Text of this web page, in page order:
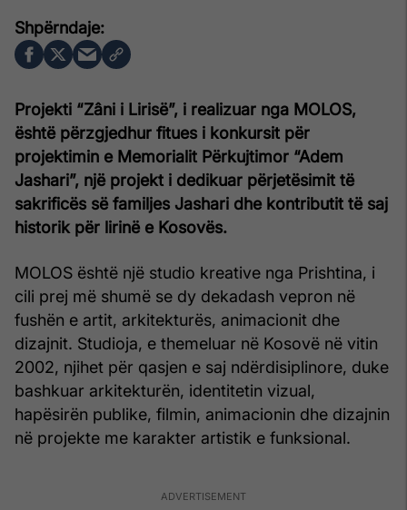
Projekti “Zâni i Lirisë”, i realizuar nga MOLOS,
është përzgjedhur fitues i konkursit për
projektimin e Memorialit Përkujtimor “Adem
Jashari”, një projekt i dedikuar përjetësimit të
sakrificës së familjes Jashari dhe kontributit të saj
historik për lirinë e Kosovës.
MOLOS është një studio kreative nga Prishtina, i
cili prej më shumë se dy dekadash vepron në
fushën e artit, arkitekturës, animacionit dhe
dizajnit. Studioja, e themeluar në Kosovë në vitin
2002, njihet për qasjen e saj ndërdisiplinore, duke
bashkuar arkitekturën, identitetin vizual,
hapësirën publike, filmin, animacionin dhe dizajnin
në projekte me karakter artistik e funksional.